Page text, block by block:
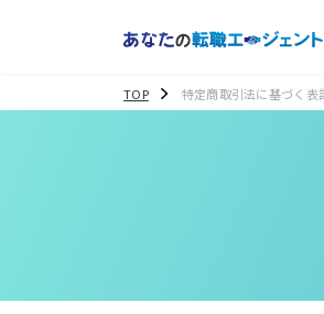
TOP 特定商取引法に基づく表